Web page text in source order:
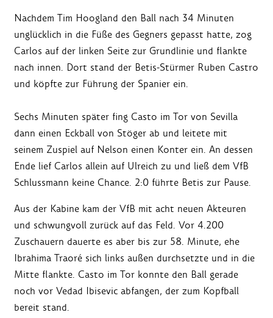
Nachdem Tim Hoogland den Ball nach 34 Minuten
unglücklich in die Füße des Gegners gepasst hatte, zog
Carlos auf der linken Seite zur Grundlinie und flankte
nach innen. Dort stand der Betis-Stürmer Ruben Castro
und köpfte zur Führung der Spanier ein.
Sechs Minuten später fing Casto im Tor von Sevilla
dann einen Eckball von Stöger ab und leitete mit
seinem Zuspiel auf Nelson einen Konter ein. An dessen
Ende lief Carlos allein auf Ulreich zu und ließ dem VfB
Schlussmann keine Chance. 2:0 führte Betis zur Pause.
Aus der Kabine kam der VfB mit acht neuen Akteuren
und schwungvoll zurück auf das Feld. Vor 4.200
Zuschauern dauerte es aber bis zur 58. Minute, ehe
Ibrahima Traoré sich links außen durchsetzte und in die
Mitte flankte. Casto im Tor konnte den Ball gerade
noch vor Vedad Ibisevic abfangen, der zum Kopfball
bereit stand.